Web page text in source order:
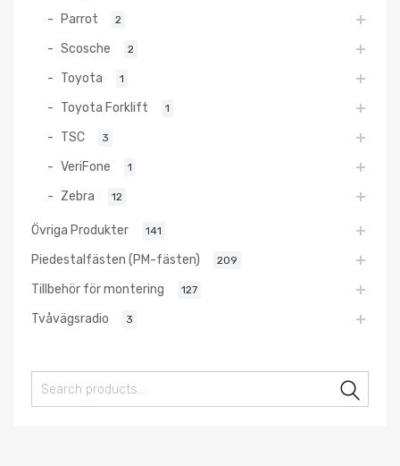
Parrot 2
Scosche 2
Toyota 1
Toyota Forklift 1
TSC 3
VeriFone 1
Zebra 12
Övriga Produkter 141
Piedestalfästen (PM-fästen) 209
Tillbehör för montering 127
Tvåvägsradio 3